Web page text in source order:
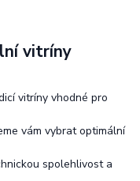
vitríny
vitríny vhodné pro
vám vybrat optimální
spolehlivost a